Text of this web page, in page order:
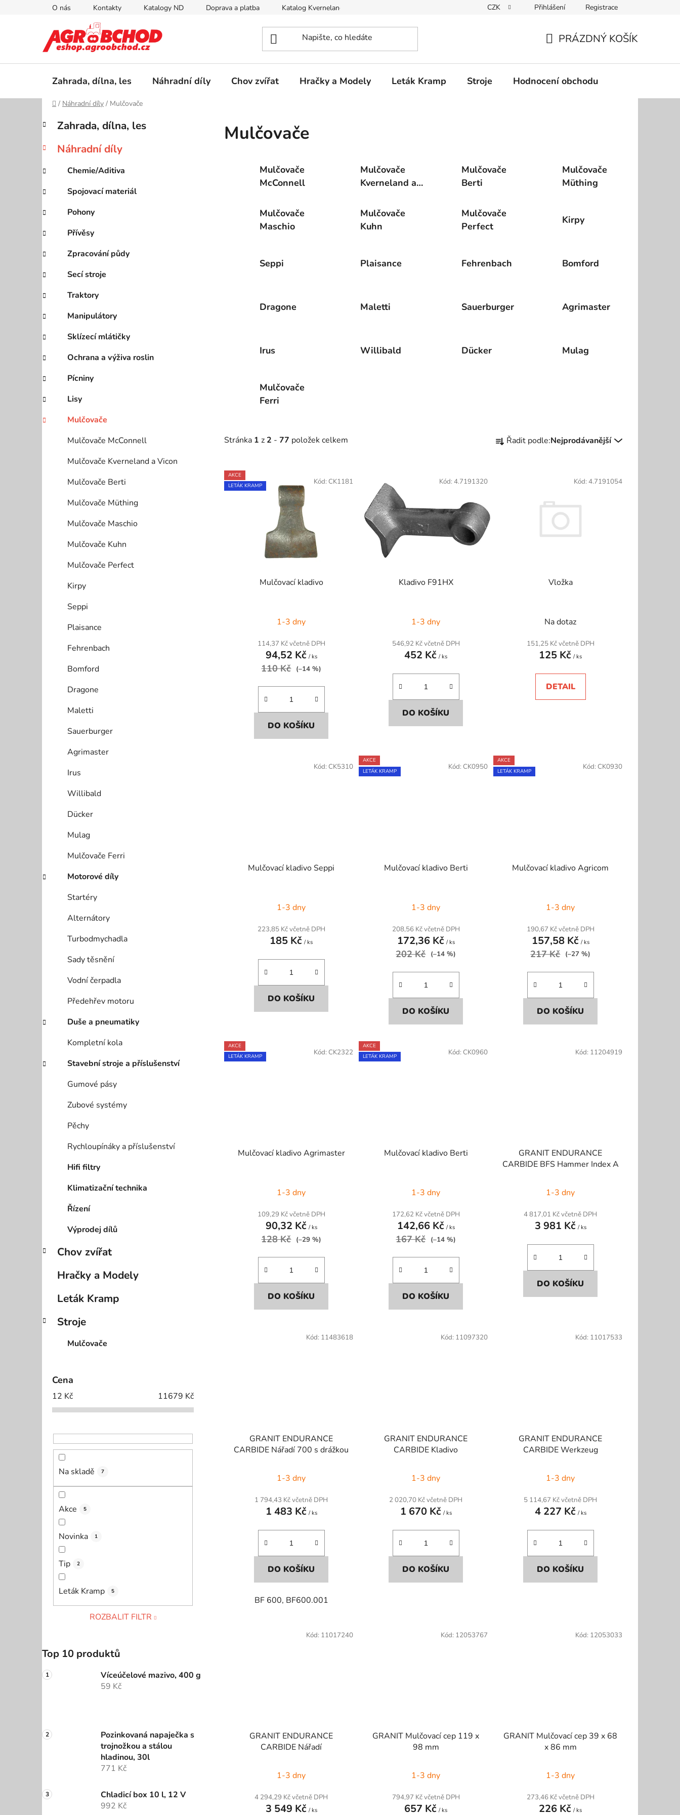
O nás Kontakty Katalogy ND Doprava a platba Katalog Kverneland Podmínky ochrany osobních údajů
CZK Přihlášení Registrace
KOŠÍK
PRÁZDNÝ KOŠÍK
Zahrada, dílna, les Náhradní díly Chov zvířat Hračky a Modely Leták Kramp Stroje Hodnocení obchodu
Domů
/ Náhradní díly / Mulčovače
P
s
r
a
n
n
p
a
e
l
Přeskočit
kategorie
K
a
e
o
i
e
Zahrada, dílna, les
Náhradní díly
Chemie/Aditiva
Spojovací materiál
Pohony
Přívěsy
Zpracování půdy
Secí stroje
Traktory
Manipulátory
Sklízecí mlátičky
Ochrana a výživa roslin
Pícniny
Lisy
Mulčovače
Mulčovače McConnell
Mulčovače Kverneland a Vicon
Mulčovače Berti
Mulčovače Müthing
Mulčovače Maschio
Mulčovače Kuhn
Mulčovače Perfect
Kirpy
Seppi
Plaisance
Fehrenbach
Bomford
Dragone
Maletti
Sauerburger
Agrimaster
Irus
Willibald
Dücker
Mulag
Mulčovače Ferri
Motorové díly
Startéry
Alternátory
Turbodmychadla
Sady těsnění
Vodní čerpadla
Předehřev motoru
Duše a pneumatiky
Kompletní kola
Stavební stroje a příslušenství
Gumové pásy
Zubové systémy
Pěchy
Rychloupínáky a příslušenství
Hifi filtry
Klimatizační technika
Řízení
Výprodej dílů
Chov zvířat
Hračky a Modely
Leták Kramp
Stroje
Mulčovače
Cena
12 Kč 11679 Kč
Na skladě 7
Akce 5
Novinka 1
Tip 2
Leták Kramp 5
ROZBALIT FILTR
Top 10 produktů
Víceúčelové mazivo, 400 g
59 Kč
Pozinkovaná napaječka s
trojnožkou a stálou
hladinou, 30l
771 Kč
Chladicí box 10 l, 12 V
992 Kč
Mulčovače
Mulčovače
McConnell
Mulčovače
Kverneland a
Mulčovače
Berti
Mulčovače
Müthing
Mulčovače
Maschio
Mulčovače
Kuhn
Mulčovače
Perfect
Kirpy
Seppi Plaisance Fehrenbach Bomford
Dragone Maletti Sauerburger Agrimaster
Irus Willibald Dücker Mulag
Mulčovače
Ferri
Stránka 1 z 2 - 77 položek celkem
a Řadit podle:Nejprodávanější
V
ý
AKCE
LETÁK KRAMP
Mulčovací kladivo
1-3 dny
114,37 Kč včetně DPH
94,52 Kč / ks
110 Kč (–14 %)
DO KOŠÍKU
Kód: CK1181
Kladivo F91HX
1-3 dny
546,92 Kč včetně DPH
452 Kč/ ks
DO KOŠÍKU
Kód: 4.7191320
Vložka
Na dotaz
151,25 Kč včetně DPH
125 Kč/ ks
DETAIL
Kód: 4.7191054
Mulčovací kladivo Seppi
1-3 dny
223,85 Kč včetně DPH
185 Kč/ ks
DO KOŠÍKU
Kód: CK5310
AKCE
LETÁK KRAMP
Mulčovací kladivo Berti
1-3 dny
208,56 Kč včetně DPH
172,36 Kč / ks
202 Kč (–14 %)
DO KOŠÍKU
Kód: CK0950
AKCE
LETÁK KRAMP
Mulčovací kladivo Agricom
1-3 dny
190,67 Kč včetně DPH
157,58 Kč / ks
217 Kč (–27 %)
DO KOŠÍKU
Kód: CK0930
AKCE
LETÁK KRAMP
Mulčovací kladivo Agrimaster
1-3 dny
109,29 Kč včetně DPH
90,32 Kč / ks
128 Kč (–29 %)
DO KOŠÍKU
Kód: CK2322
AKCE
LETÁK KRAMP
Mulčovací kladivo Berti
1-3 dny
172,62 Kč včetně DPH
142,66 Kč / ks
167 Kč (–14 %)
DO KOŠÍKU
Kód: CK0960
GRANIT ENDURANCE
CARBIDE BFS Hammer Index A
1-3 dny
4 817,01 Kč včetně DPH
3 981 Kč / ks
DO KOŠÍKU
Kód: 11204919
GRANIT ENDURANCE
CARBIDE Nářadí 700 s drážkou
1-3 dny
1 794,43 Kč včetně DPH
1 483 Kč / ks
DO KOŠÍKU
BF 600, BF600.001
Kód: 11483618
GRANIT ENDURANCE
CARBIDE Kladivo
1-3 dny
2 020,70 Kč včetně DPH
1 670 Kč / ks
DO KOŠÍKU
Kód: 11097320
GRANIT ENDURANCE
CARBIDE Werkzeug
1-3 dny
5 114,67 Kč včetně DPH
4 227 Kč / ks
DO KOŠÍKU
Kód: 11017533
GRANIT ENDURANCE
CARBIDE Nářadí
1-3 dny
4 294,29 Kč včetně DPH
3 549 Kč / ks
Kód: 11017240
GRANIT Mulčovací cep 119 x
98 mm
1-3 dny
794,97 Kč včetně DPH
657 Kč/ ks
Kód: 12053767
GRANIT Mulčovací cep 39 x 68
x 86 mm
1-3 dny
273,46 Kč včetně DPH
226 Kč/ ks
Kód: 12053033